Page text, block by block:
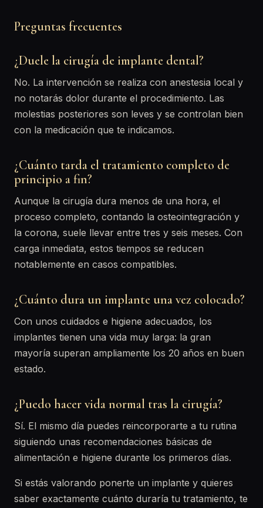
Preguntas frecuentes
¿Duele la cirugía de implante dental?
No. La intervención se realiza con anestesia local y
no notarás dolor durante el procedimiento. Las
molestias posteriores son leves y se controlan bien
con la medicación que te indicamos.
¿Cuánto tarda el tratamiento completo de
principio a fin?
Aunque la cirugía dura menos de una hora, el
proceso completo, contando la osteointegración y
la corona, suele llevar entre tres y seis meses. Con
carga inmediata, estos tiempos se reducen
notablemente en casos compatibles.
¿Cuánto dura un implante una vez colocado?
Con unos cuidados e higiene adecuados, los
implantes tienen una vida muy larga: la gran
mayoría superan ampliamente los 20 años en buen
estado.
¿Puedo hacer vida normal tras la cirugía?
Sí. El mismo día puedes reincorporarte a tu rutina
siguiendo unas recomendaciones básicas de
alimentación e higiene durante los primeros días.
Si estás valorando ponerte un implante y quieres
saber exactamente cuánto duraría tu tratamiento, te